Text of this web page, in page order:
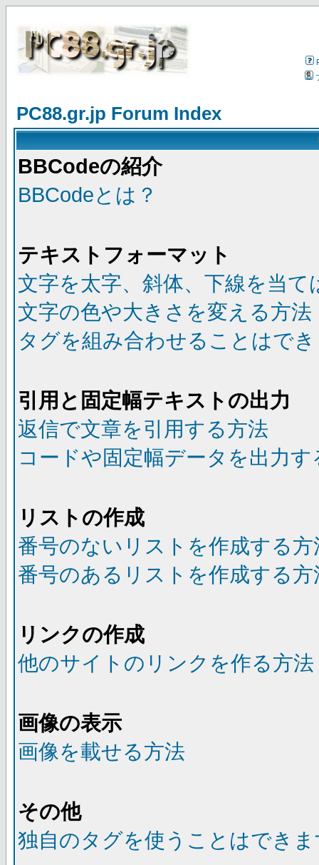
PC88.gr.jp Forum Index
BBCodeの紹介
BBCodeとは？
テキストフォーマット
文字を太字、斜体、下線を当て
文字の色や大きさを変える方法
タグを組み合わせることはで
引用と固定幅テキストの出力
返信で文章を引用する方法
コードや固定幅データを出力す
リストの作成
番号のないリストを作成する方
番号のあるリストを作成する方
リンクの作成
他のサイトのリンクを作る方法
画像の表示
画像を載せる方法
その他
独自のタグを使うことはでき